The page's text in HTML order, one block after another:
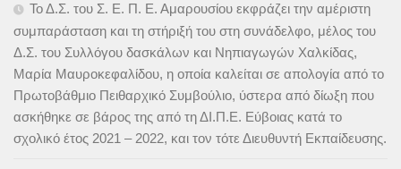
Το Δ.Σ. του Σ. Ε. Π. Ε. Αμαρουσίου εκφράζει την αμέριστη
συμπαράσταση και τη στήριξή του στη συνάδελφο, μέλος του
Δ.Σ. του Συλλόγου δασκάλων και Νηπιαγωγών Χαλκίδας,
Μαρία Μαυροκεφαλίδου, η οποία καλείται σε απολογία από το
Πρωτοβάθμιο Πειθαρχικό Συμβούλιο, ύστερα από δίωξη που
ασκήθηκε σε βάρος της από τη ΔΙ.Π.Ε. Εύβοιας κατά το
σχολικό έτος 2021 – 2022, και τον τότε Διευθυντή Εκπαίδευσης.